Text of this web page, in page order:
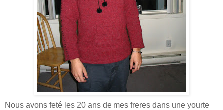
Nous avons feté les 20 ans de mes freres dans une yourte